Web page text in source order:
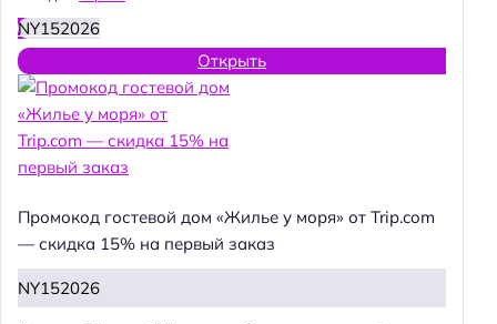
NY152026
Открыть
Промокод гостевой дом «Жилье у моря» от Trip.com
— скидка 15% на первый заказ
NY152026